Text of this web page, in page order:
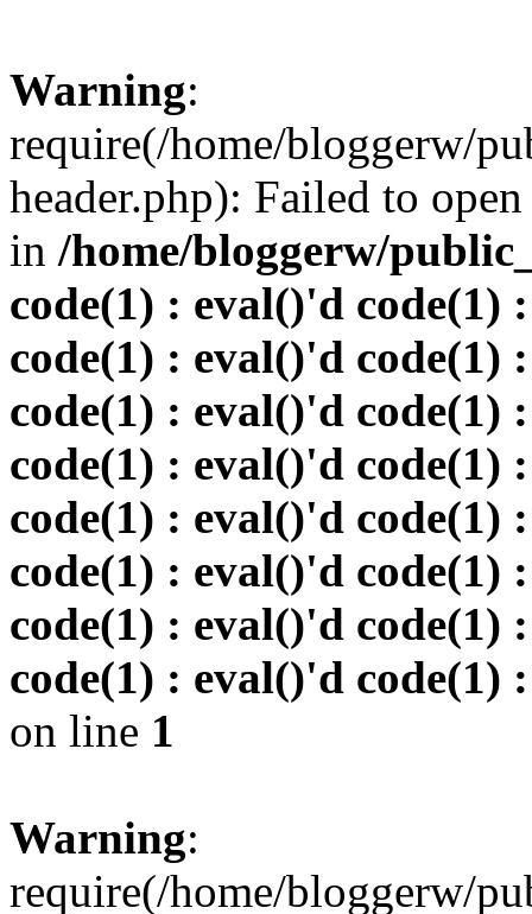
Warning:
require(/home/bloggerw/
header.php): Failed to
in /home/bloggerw/
code(1) : eval()'d code(1)
code(1) : eval()'d code(1)
code(1) : eval()'d code(1)
code(1) : eval()'d code(1)
code(1) : eval()'d code(1)
code(1) : eval()'d code(1)
code(1) : eval()'d code(1)
code(1) : eval()'d code(1)
on line 1
Warning:
require(/home/bloggerw/